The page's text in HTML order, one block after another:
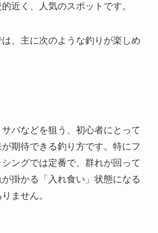
近く、人気のスポットです。
、主に次のような釣りが楽しめ
バなどを狙う、初心者にとって
期待できる釣り方です。特にフ
ングでは定番で、群れが回って
掛かる「入れ食い」状態になる
ません。